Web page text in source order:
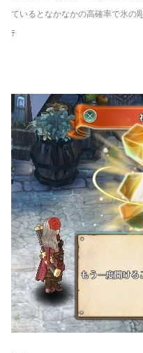
ているとなかなかの高確率で氷
ﾃ